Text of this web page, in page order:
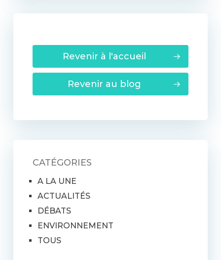
Revenir à l'accueil
Revenir au blog
CATÉGORIES
A LA UNE
ACTUALITÉS
DÉBATS
ENVIRONNEMENT
TOUS